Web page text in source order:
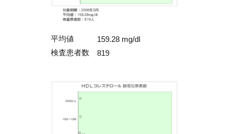
平均値
159.28 mg/dl
検査患者数
819